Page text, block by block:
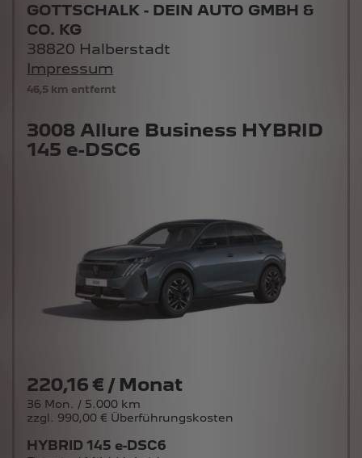
46,5 km entfernt
3008 Allure Business HYBRID
145 e-DSC6
220,16 € / Monat
36 Mon. / 5.000 km
zzgl. 990,00 € Überführungskosten
GOTTSCHALK - DEIN AUTO GMBH &
CO. KG
38820 Halberstadt
Impressum
HYBRID 145 e-DSC6